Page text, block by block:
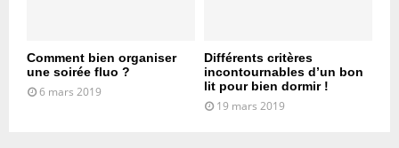
Comment bien organiser
une soirée fluo ?
6 mars 2019
Différents critères
incontournables d’un bon
lit pour bien dormir !
19 mars 2019